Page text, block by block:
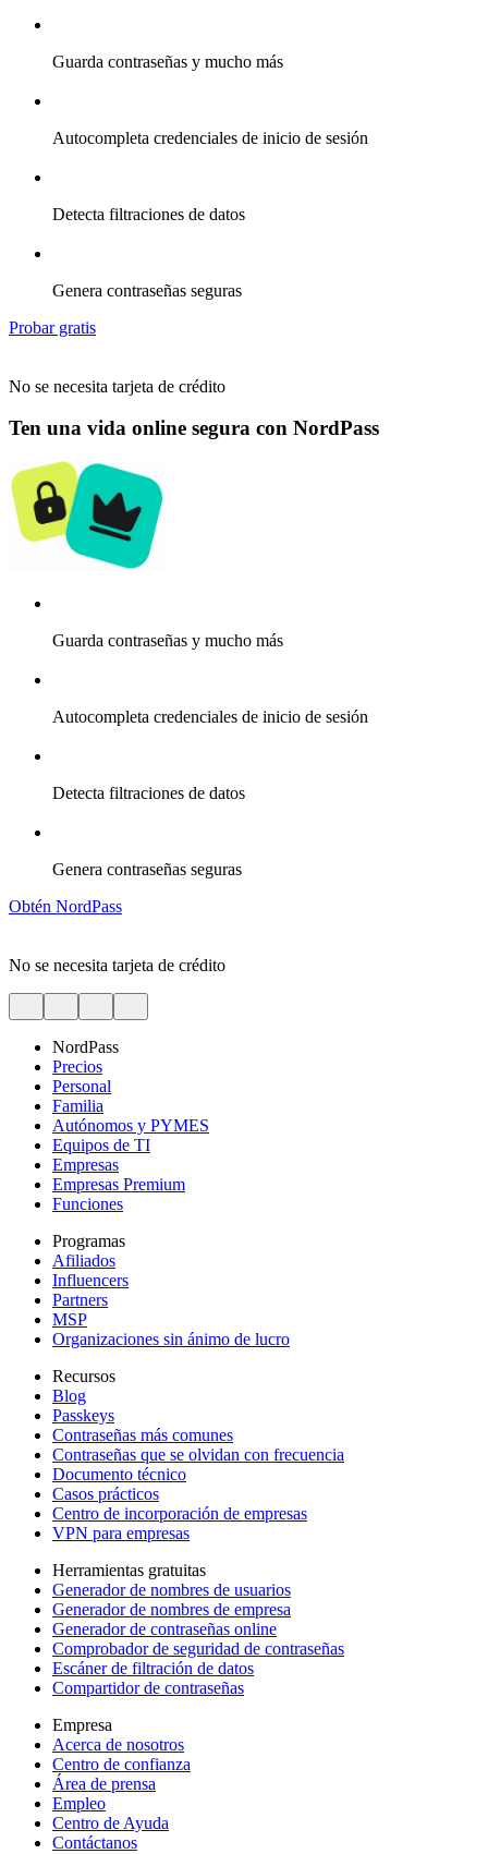
Guarda contraseñas y mucho más
Autocompleta credenciales de inicio de sesión
Detecta filtraciones de datos
Genera contraseñas seguras
Probar gratis
No se necesita tarjeta de crédito
Ten una vida online segura con NordPass
Guarda contraseñas y mucho más
Autocompleta credenciales de inicio de sesión
Detecta filtraciones de datos
Genera contraseñas seguras
Obtén NordPass
No se necesita tarjeta de crédito
NordPass
Precios
Personal
Familia
Autónomos y PYMES
Equipos de TI
Empresas
Empresas Premium
Funciones
Programas
Afiliados
Influencers
Partners
MSP
Organizaciones sin ánimo de lucro
Recursos
Blog
Passkeys
Contraseñas más comunes
Contraseñas que se olvidan con frecuencia
Documento técnico
Casos prácticos
Centro de incorporación de empresas
VPN para empresas
Herramientas gratuitas
Generador de nombres de usuarios
Generador de nombres de empresa
Generador de contraseñas online
Comprobador de seguridad de contraseñas
Escáner de filtración de datos
Compartidor de contraseñas
Empresa
Acerca de nosotros
Centro de confianza
Área de prensa
Empleo
Centro de Ayuda
Contáctanos